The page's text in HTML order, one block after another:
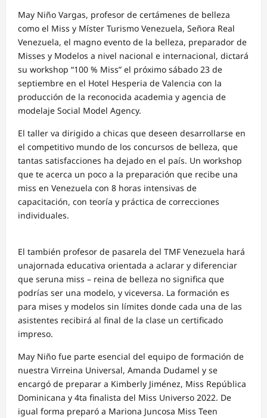
May Niño Vargas, profesor de certámenes de belleza
como el Miss y Míster Turismo Venezuela, Señora Real
Venezuela, el magno evento de la belleza, preparador de
Misses y Modelos a nivel nacional e internacional, dictará
su workshop “100 % Miss” el próximo sábado 23 de
septiembre en el Hotel Hesperia de Valencia con la
producción de la reconocida academia y agencia de
modelaje Social Model Agency.
El taller va dirigido a chicas que deseen desarrollarse en
el competitivo mundo de los concursos de belleza, que
tantas satisfacciones ha dejado en el país. Un workshop
que te acerca un poco a la preparación que recibe una
miss en Venezuela con 8 horas intensivas de
capacitación, con teoría y práctica de correcciones
individuales.
El también profesor de pasarela del TMF Venezuela hará
unajornada educativa orientada a aclarar y diferenciar
que seruna miss – reina de belleza no significa que
podrías ser una modelo, y viceversa. La formación es
para mises y modelos sin límites donde cada una de las
asistentes recibirá al final de la clase un certificado
impreso.
May Niño fue parte esencial del equipo de formación de
nuestra Virreina Universal, Amanda Dudamel y se
encargó de preparar a Kimberly Jiménez, Miss República
Dominicana y 4ta finalista del Miss Universo 2022. De
igual forma preparó a Mariona Juncosa Miss Teen